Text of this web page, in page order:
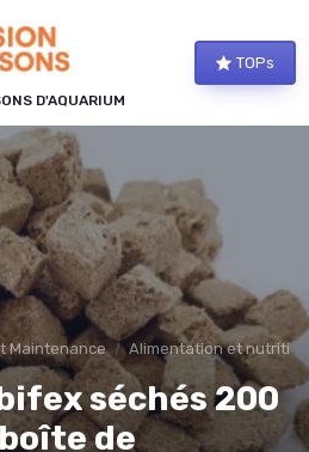
D'AQUARIUM
TOPs
Maintenance Alimentation et nutrition
séchés 200
de